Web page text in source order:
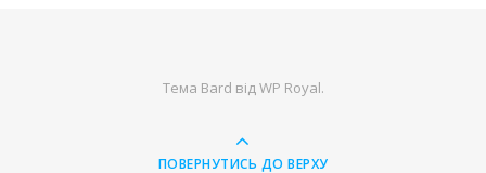
Тема Bard відWP Royal.
ПОВЕРНУТИСЬ ДО ВЕРХУ